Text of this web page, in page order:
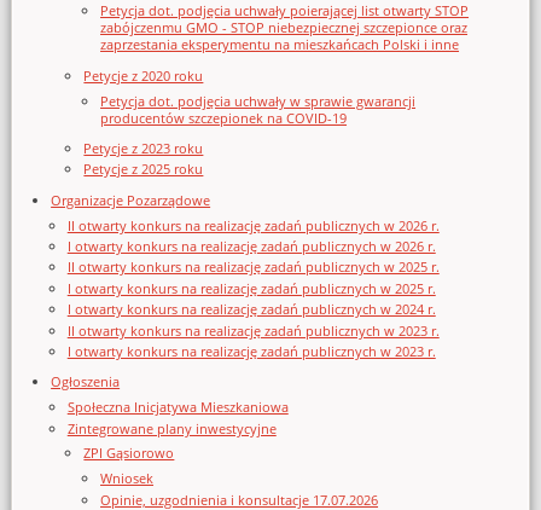
Petycja dot. podjęcia uchwały poierającej list otwarty STOP
zabójczenmu GMO - STOP niebezpiecznej szczepionce oraz
zaprzestania eksperymentu na mieszkańcach Polski i inne
Petycje z 2020 roku
Petycja dot. podjęcia uchwały w sprawie gwarancji
producentów szczepionek na COVID-19
Petycje z 2023 roku
Petycje z 2025 roku
Organizacje Pozarządowe
II otwarty konkurs na realizację zadań publicznych w 2026 r.
I otwarty konkurs na realizację zadań publicznych w 2026 r.
II otwarty konkurs na realizację zadań publicznych w 2025 r.
I otwarty konkurs na realizację zadań publicznych w 2025 r.
I otwarty konkurs na realizację zadań publicznych w 2024 r.
II otwarty konkurs na realizację zadań publicznych w 2023 r.
I otwarty konkurs na realizację zadań publicznych w 2023 r.
Ogłoszenia
Społeczna Inicjatywa Mieszkaniowa
Zintegrowane plany inwestycyjne
ZPI Gąsiorowo
Wniosek
Opinie, uzgodnienia i konsultacje 17.07.2026